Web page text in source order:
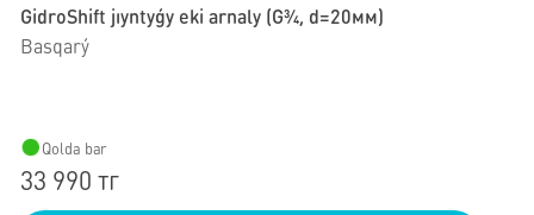
GidroShift jıyntyǵy eki arnaly (G3⁄4, d=20мм)
Basqarý
Qolda bar
33 990 тг